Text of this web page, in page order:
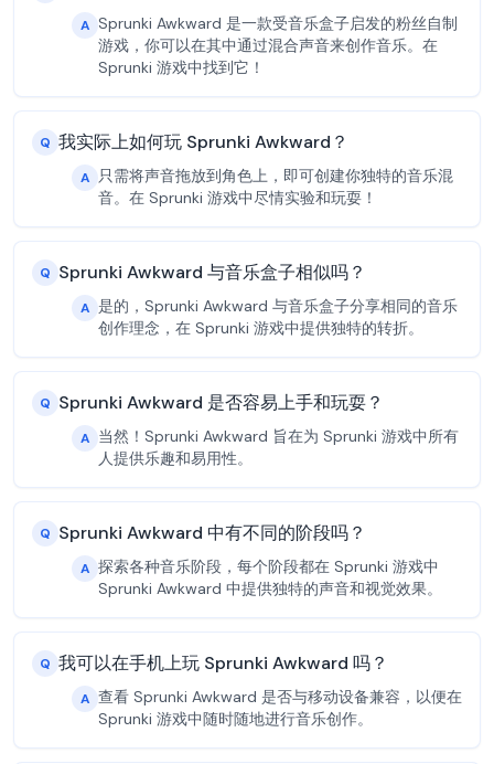
A Sprunki Awkward 是一款受音乐盒子启发的粉丝自制
游戏，你可以在其中通过混合声音来创作音乐。在
Sprunki 游戏中找到它！
Q 我实际上如何玩 Sprunki Awkward？
A 只需将声音拖放到角色上，即可创建你独特的音乐混
音。在 Sprunki 游戏中尽情实验和玩耍！
Q Sprunki Awkward 与音乐盒子相似吗？
A 是的，Sprunki Awkward 与音乐盒子分享相同的音乐
创作理念，在 Sprunki 游戏中提供独特的转折。
Q Sprunki Awkward 是否容易上手和玩耍？
A 当然！Sprunki Awkward 旨在为 Sprunki 游戏中所有
人提供乐趣和易用性。
Q Sprunki Awkward 中有不同的阶段吗？
A 探索各种音乐阶段，每个阶段都在 Sprunki 游戏中
Sprunki Awkward 中提供独特的声音和视觉效果。
Q 我可以在手机上玩 Sprunki Awkward 吗？
A 查看 Sprunki Awkward 是否与移动设备兼容，以便在
Sprunki 游戏中随时随地进行音乐创作。